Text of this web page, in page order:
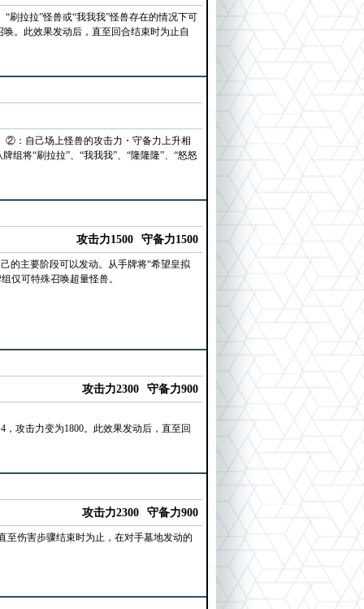
拉拉”怪兽或“我我我”怪兽存在的情况下可
。此效果发动后，直至回合结束时为止自
②：自己场上怪兽的攻击力・守备力上升相
将“刷拉拉”、“我我我”、“隆隆隆”、“怒怒
攻击力1500 守备力1500
的主要阶段可以发动。从手牌将“希望皇拟
仅可特殊召唤超量怪兽。
攻击力2300 守备力900
攻击力变为1800。此效果发动后，直至回
攻击力2300 守备力900
伤害步骤结束时为止，在对手墓地发动的